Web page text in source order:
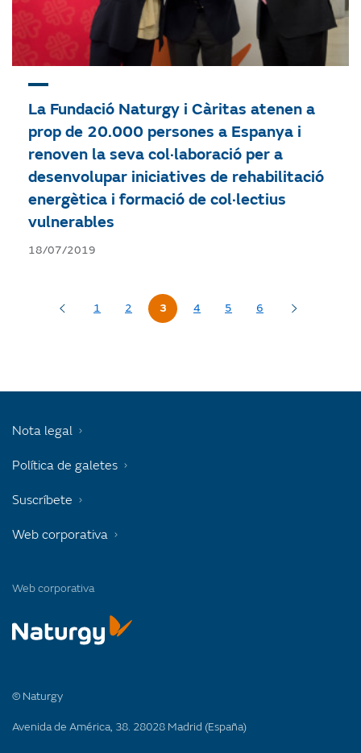
La Fundació Naturgy i Càritas atenen a
prop de 20.000 persones a Espanya i
renoven la seva col·laboració per a
desenvolupar iniciatives de rehabilitació
energètica i formació de col·lectius
vulnerables
18/07/2019
1 2 3 4 5 6
Web corporativa
© Naturgy
Avenida de América, 38. 28028 Madrid (España)
Nota legal
Política de galetes
Suscríbete
Web corporativa